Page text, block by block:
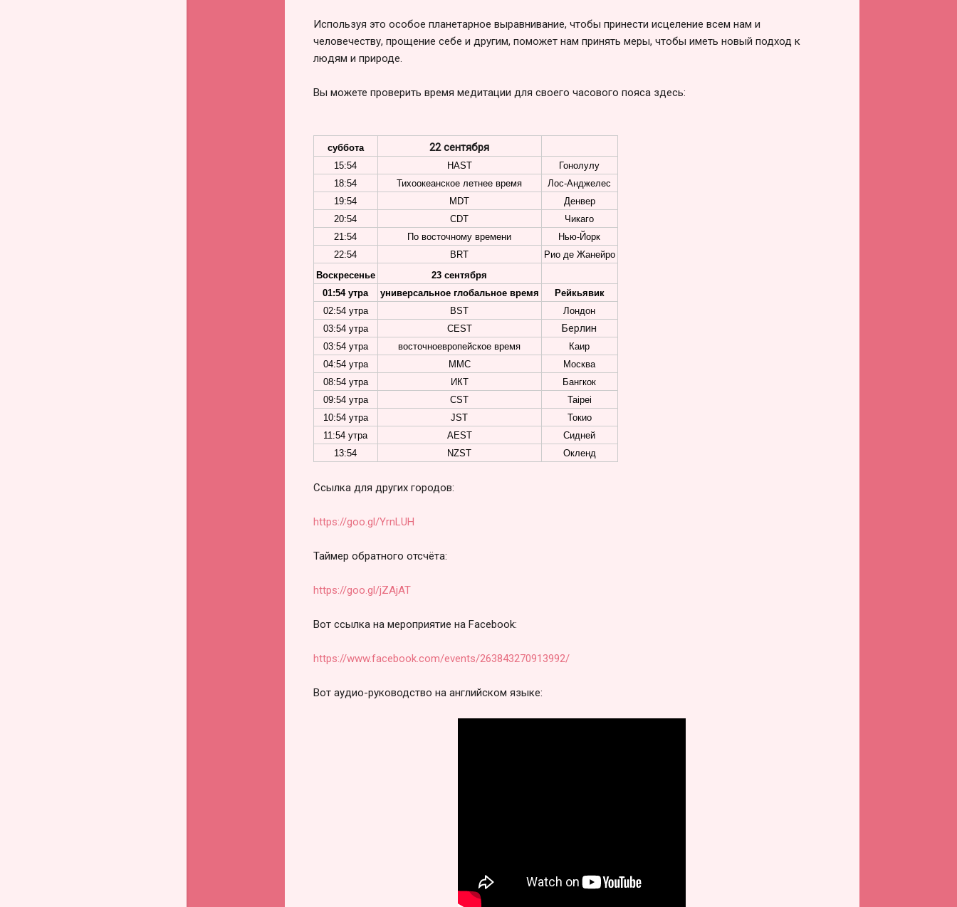
Используя это особое планетарное выравнивание, чтобы принести исцеление всем нам и
человечеству, прощение себе и другим, поможет нам принять меры, чтобы иметь новый подход к
людям и природе.
Вы можете проверить время медитации для своего часового пояса здесь:
суббота 22 сентября
15:54 HAST
Гонолулу
18:54
Тихоокеанское летнее время
Лос-Анджелес
19:54
MDT
Денвер
20:54
CDT
Чикаго
21:54
По восточному времени
Нью-Йорк
22:54
BRT
Рио де Жанейро
Воскресенье
23 сентября
01:54 утра
универсальное глобальное время
Рейкьявик
02:54 утра
BST
Лондон
03:54 утра
CEST Берлин
03:54 утра восточноевропейское время
Каир
04:54 утра
MMC
Москва
08:54 утра
ИКТ
Бангкок
09:54 утра
CST
Taipei
10:54 утра
JST
Токио
11:54 утра
AEST
Сидней
13:54
NZST Окленд
Ссылка для других городов:
https://goo.gl/YrnLUH
Таймер обратного отсчёта:
https://goo.gl/jZAjAT
Вот ссылка на мероприятие на Facebook:
https://www.facebook.com/events/263843270913992/
Вот аудио-руководство на английском языке: